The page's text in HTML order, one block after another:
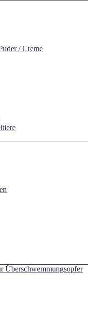
/ Creme
Überschwemmungsopfer